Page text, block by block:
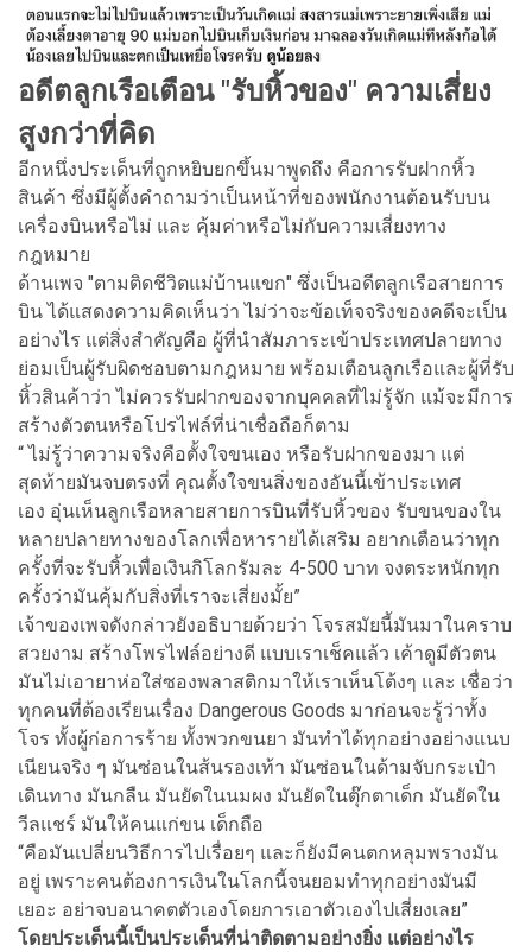
อดีตลูกเรือเตือน "รับหิ้วของ" ความเสี่ยง
สูงกว่าที่คิด
อีกหนึ่งประเด็นที่ถูกหยิบยกขึ้นมาพูดถึง คือการรับฝากหิ้ว
สินค้า ซึ่งมีผู้ตั้งคำถามว่าเป็นหน้าที่ของพนักงานต้อนรับบน
เครื่องบินหรือไม่ และ คุ้มค่าหรือไม่กับความเสี่ยงทาง
กฎหมาย
ด้านเพจ "ตามติดชีวิตแม่บ้านแขก" ซึ่งเป็นอดีตลูกเรือสายการ
บิน ได้แสดงความคิดเห็นว่า ไม่ว่าจะข้อเท็จจริงของคดีจะเป็น
อย่างไร แต่สิ่งสำคัญคือ ผู้ที่นำสัมภาระเข้าประเทศปลายทาง
ย่อมเป็นผู้รับผิดชอบตามกฎหมาย พร้อมเตือนลูกเรือและผู้ที่รับ
หิ้วสินค้าว่า ไม่ควรรับฝากของจากบุคคลที่ไม่รู้จัก แม้จะมีการ
สร้างตัวตนหรือโปรไฟล์ที่น่าเชื่อถือก็ตาม
“ ไม่รู้ว่าความจริงคือตั้งใจขนเอง หรือรับฝากของมา แต่
สุดท้ายมันจบตรงที่ คุณตั้งใจขนสิ่งของอันนี้เข้าประเทศ
เอง อุ่นเห็นลูกเรือหลายสายการบินที่รับหิ้วของ รับขนของใน
หลายปลายทางของโลกเพื่อหารายได้เสริม อยากเตือนว่าทุก
ครั้งที่จะรับหิ้วเพื่อเงินกิโลกรัมละ 4-500 บาท จงตระหนักทุก
ครั้งว่ามันคุ้มกับสิ่งที่เราจะเสี่ยงมั้ย”
เจ้าของเพจดังกล่าวยังอธิบายด้วยว่า โจรสมัยนี้มันมาในคราบ
สวยงาม สร้างโพรไฟล์อย่างดี แบบเราเช็คแล้ว เค้าดูมีตัวตน
มันไม่เอายาห่อใส่ซองพลาสติกมาให้เราเห็นโต้งๆ และ เชื่อว่า
ทุกคนที่ต้องเรียนเรื่อง Dangerous Goods มาก่อนจะรู้ว่าทั้ง
โจร ทั้งผู้ก่อการร้าย ทั้งพวกขนยา มันทำได้ทุกอย่างอย่างแนบ
เนียนจริง ๆ มันซ่อนในส้นรองเท้า มันซ่อนในด้ามจับกระเป๋า
เดินทาง มันกลืน มันยัดในนมผง มันยัดในตุ๊กตาเด็ก มันยัดใน
วีลแชร์ มันให้คนแก่ขน เด็กถือ
“คือมันเปลี่ยนวิธีการไปเรื่อยๆ และก็ยังมีคนตกหลุมพรางมัน
อยู่ เพราะคนต้องการเงินในโลกนี้จนยอมทำทุกอย่างมันมี
เยอะ อย่าจบอนาคตตัวเองโดยการเอาตัวเองไปเสี่ยงเลย”
โดยประเด็นนี้เป็นประเด็นที่น่าติดตามอย่างยิ่ง แต่อย่างไร